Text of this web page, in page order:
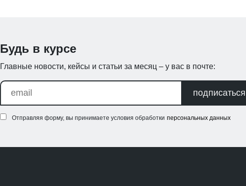
Будь в курсе
Главные новости, кейсы и статьи за месяц – у вас в почте:
подписаться
Отправляя форму, вы принимаете условия обработки персональных данных